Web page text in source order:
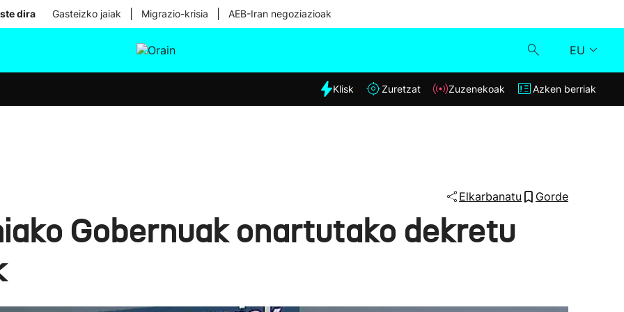
dira Gasteizko jaiak Migrazio-krisia AEB-Iran negoziazioak
EU
Eguraldia
Klisk
Klisk Zuretzat Zuzenekoak Azken berriak
Elkarbanatu Gorde
Gobernuak onartutako dekretu